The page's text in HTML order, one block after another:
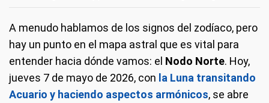
A menudo hablamos de los signos del zodíaco, pero
hay un punto en el mapa astral que es vital para
entender hacia dónde vamos: el Nodo Norte. Hoy,
jueves 7 de mayo de 2026, con la Luna transitando
Acuario y haciendo aspectos armónicos, se abre